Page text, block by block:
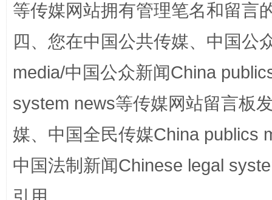
国家大学科技园优化重塑工作
等传媒网站拥有管理笔名和留言
四、您在中国公共传媒、中国公
media/中国公众新闻China
system news等传媒网站留言板
媒、中国全民传媒China publics
中国法制新闻Chinese legal